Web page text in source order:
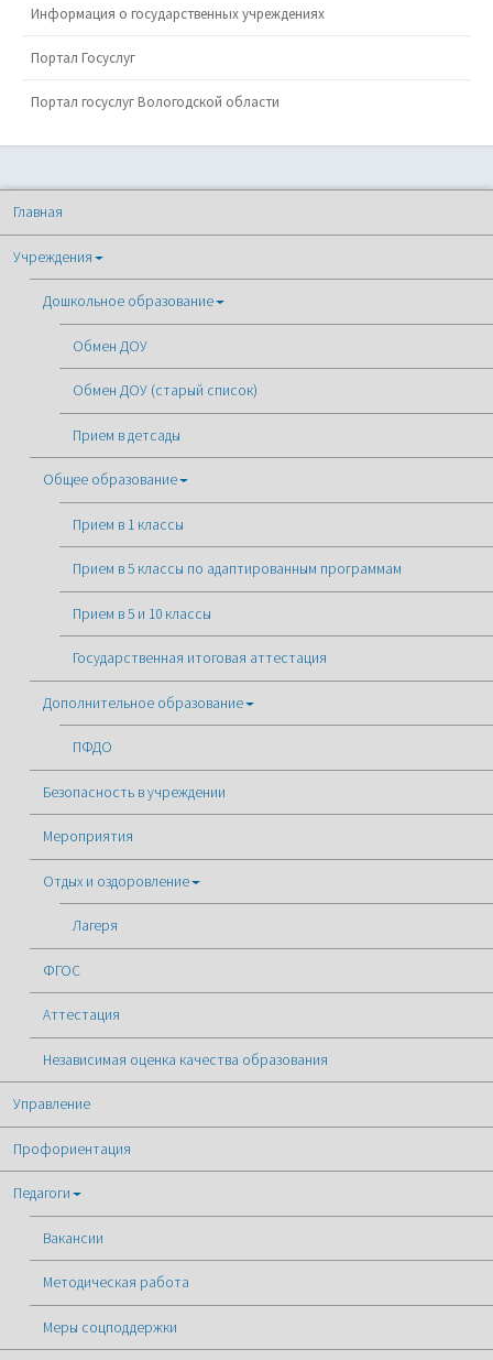
Информация о государственных учреждениях
Портал Госуслуг
Портал госуслуг Вологодской области
Главная
Учреждения
Дошкольное образование
Обмен ДОУ
Обмен ДОУ (старый список)
Прием в детсады
Общее образование
Прием в 1 классы
Прием в 5 классы по адаптированным программам
Прием в 5 и 10 классы
Государственная итоговая аттестация
Дополнительное образование
ПФДО
Безопасность в учреждении
Мероприятия
Отдых и оздоровление
Лагеря
ФГОС
Аттестация
Независимая оценка качества образования
Управление
Профориентация
Педагоги
Вакансии
Методическая работа
Меры соцподдержки